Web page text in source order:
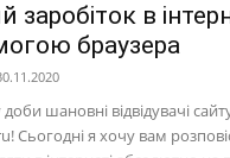
заробіток в
браузера
шановні відвідувачі
Сьогодні я хочу вам